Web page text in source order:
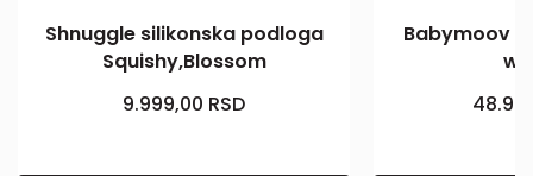
Shnuggle silikonska podloga
Squishy,Blossom
9.999,00 RSD
Babymoov